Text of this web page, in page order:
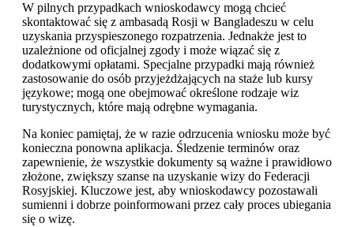
W pilnych przypadkach wnioskodawcy mogą chcieć
skontaktować się z ambasadą Rosji w Bangladeszu w celu
uzyskania przyspieszonego rozpatrzenia. Jednakże jest to
uzależnione od oficjalnej zgody i może wiązać się z
dodatkowymi opłatami. Specjalne przypadki mają również
zastosowanie do osób przyjeżdżających na staże lub kursy
językowe; mogą one obejmować określone rodzaje wiz
turystycznych, które mają odrębne wymagania.
Na koniec pamiętaj, że w razie odrzucenia wniosku może być
konieczna ponowna aplikacja. Śledzenie terminów oraz
zapewnienie, że wszystkie dokumenty są ważne i prawidłowo
złożone, zwiększy szanse na uzyskanie wizy do Federacji
Rosyjskiej. Kluczowe jest, aby wnioskodawcy pozostawali
sumienni i dobrze poinformowani przez cały proces ubiegania
się o wizę.